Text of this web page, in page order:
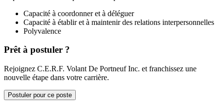
Capacité à coordonner et à déléguer
Capacité à établir et à maintenir des relations interpersonnelles
Polyvalence
Prêt à postuler ?
Rejoignez C.E.R.F. Volant De Portneuf Inc. et franchissez une
nouvelle étape dans votre carrière.
Postuler pour ce poste